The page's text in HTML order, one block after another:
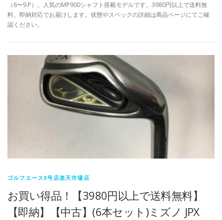
（6〜9.P）。人気のMP900シャフト搭載モデルです。3980円以上で送料無
料、即納対応でお届けします。状態やスペックの詳細は商品ページにてご確
認ください。
ゴルフエース3号店楽天市場店
お買い得品！【3980円以上で送料無料】
【即納】【中古】(6本セット)ミズノ JPX